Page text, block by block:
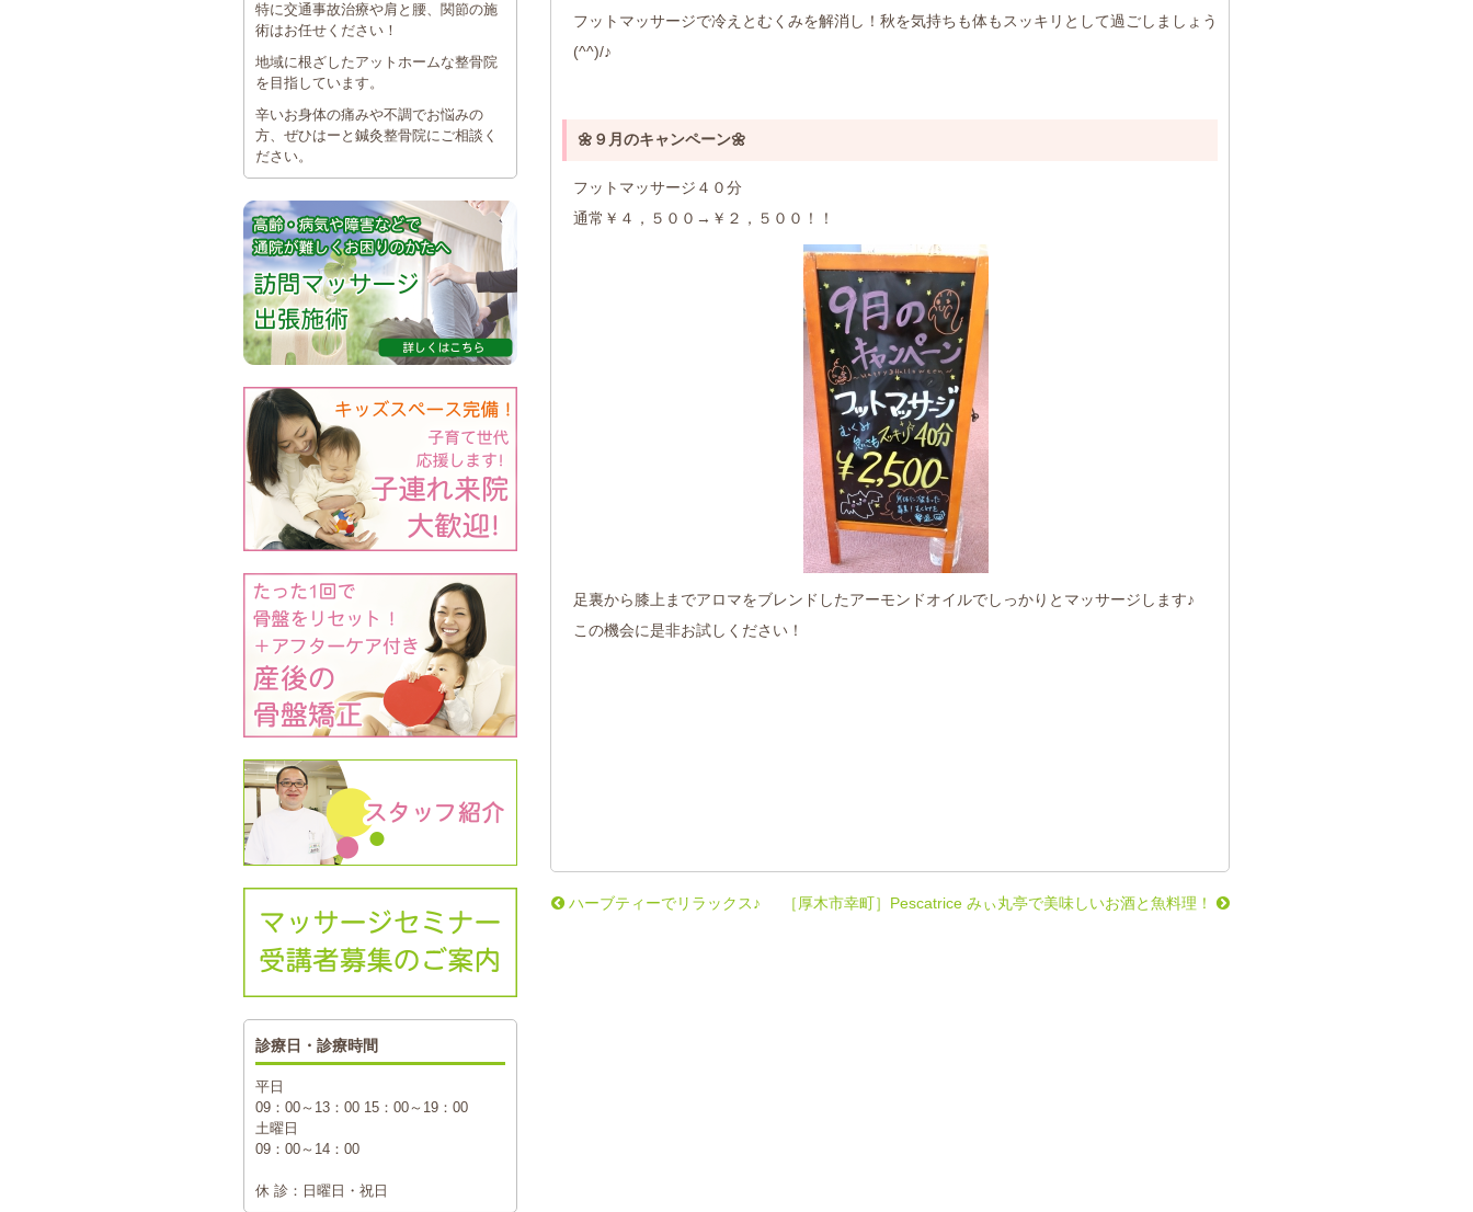
フットマッサージで冷えとむくみを解消し！秋を気持ちも体もスッキリとして過ごしましょう
(^^)/♪
🌼９月のキャンペーン🌼
フットマッサージ４０分
通常￥４，５００→￥２，５００！！
足裏から膝上までアロマをブレンドしたアーモンドオイルでしっかりとマッサージします♪
この機会に是非お試しください！
ハーブティーでリラックス♪ ［厚木市幸町］Pescatrice みぃ丸亭で美味しいお酒と魚料理！
特に交通事故治療や肩と腰、関節の施
術はお任せください！
地域に根ざしたアットホームな整骨院
を目指しています。
辛いお身体の痛みや不調でお悩みの
方、ぜひはーと鍼灸整骨院にご相談く
ださい。
診療日・診療時間
平日
09：00～13：00 15：00～19：00
土曜日
09：00～14：00
休 診：日曜日・祝日